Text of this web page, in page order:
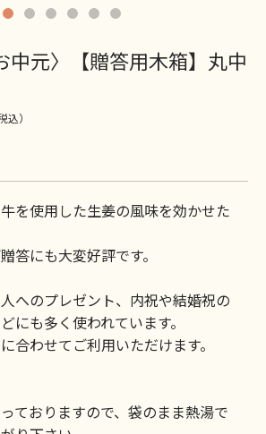
中元〉【贈答用木箱】丸中
込）
を使用した生姜の風味を効かせた
答にも大変好評です。
へのプレゼント、内祝や結婚祝の
にも多く使われています。
合わせてご利用いただけます。
ておりますので、袋のまま熱湯で